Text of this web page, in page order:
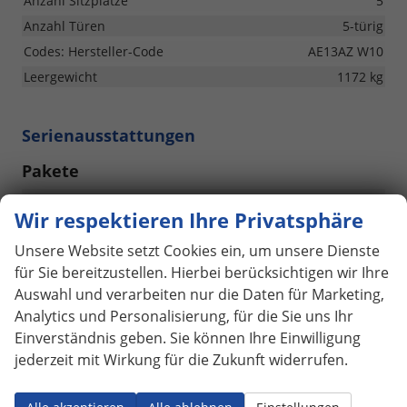
Anzahl Türen
5-türig
Codes: Hersteller-Code
AE13AZ W10
Leergewicht
1172 kg
Serienausstattungen
Pakete
Chrompaket vorhanden
Innen
Klimaanlage, Climatic
vorhanden
Multifunktionslederlenkrad
vorhanden
Schaltknauf in Leder
vorhanden
Standardsitze
vorhanden
Wir respektieren Ihre Privatsphäre
Unsere Website setzt Cookies ein, um unsere Dienste
für Sie bereitzustellen. Hierbei berücksichtigen wir Ihre
Auswahl und verarbeiten nur die Daten für Marketing,
Analytics und Personalisierung, für die Sie uns Ihr
Einverständnis geben. Sie können Ihre Einwilligung
jederzeit mit Wirkung für die Zukunft widerrufen.